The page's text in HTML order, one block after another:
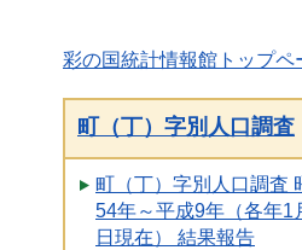
彩の国統計情報館トップペ
町（丁）字別人口調査
町（丁）字別人口調査
54年～平成9年（各年1
日現在） 結果報告